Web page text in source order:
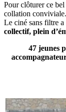
Pour clôturer ce
collation conviviale.
Le ciné sans filtre
collectif, plein
47 jeunes